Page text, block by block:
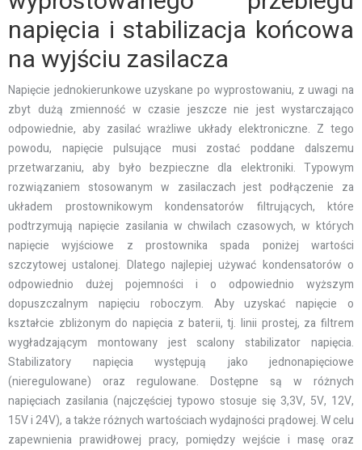
napięcia i stabilizacja końcowa
na wyjściu zasilacza
Napięcie jednokierunkowe uzyskane po wyprostowaniu, z uwagi na
zbyt dużą zmienność w czasie jeszcze nie jest wystarczająco
odpowiednie, aby zasilać wrażliwe układy elektroniczne. Z tego
powodu, napięcie pulsujące musi zostać poddane dalszemu
przetwarzaniu, aby było bezpieczne dla elektroniki. Typowym
rozwiązaniem stosowanym w zasilaczach jest podłączenie za
układem prostownikowym kondensatorów filtrujących, które
podtrzymują napięcie zasilania w chwilach czasowych, w których
napięcie wyjściowe z prostownika spada poniżej wartości
szczytowej ustalonej. Dlatego najlepiej używać kondensatorów o
odpowiednio dużej pojemności i o odpowiednio wyższym
dopuszczalnym napięciu roboczym. Aby uzyskać napięcie o
kształcie zbliżonym do napięcia z baterii, tj. linii prostej, za filtrem
wygładzającym montowany jest scalony stabilizator napięcia.
Stabilizatory napięcia występują jako jednonapięciowe
(nieregulowane) oraz regulowane. Dostępne są w różnych
napięciach zasilania (najczęściej typowo stosuje się 3,3V, 5V, 12V,
15V i 24V), a także różnych wartościach wydajności prądowej. W celu
zapewnienia prawidłowej pracy, pomiędzy wejście i masę oraz